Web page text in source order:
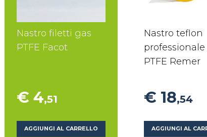
Nastro filetti gas
PTFE Facot
€ 4,51
AGGIUNGI AL CARRELLO
Nastro teflon
professionale
PTFE Remer
€ 18,54
AGGIUNGI AL